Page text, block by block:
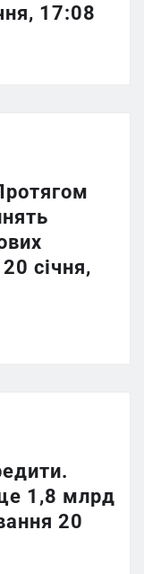
17:08
січня,
1,8 млрд
20